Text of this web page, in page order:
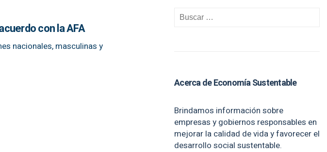
con la AFA
nacionales, masculinas y
Acerca de Economía Sustentable
Brindamos información sobre
empresas y gobiernos responsables en
mejorar la calidad de vida y favorecer el
desarrollo social sustentable.